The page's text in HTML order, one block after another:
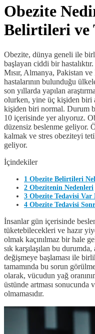
Obezite
Belirtileri ve
Obezite, dünya geneli ile
başlayan ciddi bir
Mısır, Almanya, Pakistan
hastalarının bulunduğu
son yıllarda yapılan
olurken, yine üç kişiden biri
kişiden biri normal. Durum
10 içerisinde yer alıyoruz.
düzensiz beslenme geliyor.
kalmak ve stres obeziteyi
geliyor.
İçindekiler
1 Obezite Belirtileri
2 Obezitenin Nedenleri
3 Obezite Tedavisi Var
4 Obezite Tedavisi
İnsanlar gün içerisinde
tüketebilecekleri ve hazır
olmak kaçınılmaz bir hale
sık karşılaşılan bu durumda,
değişmeye başlaması ile
tamamında bu sorun
olarak, vücudun yağ
üstünde artması sonucunda
olmamasıdır.